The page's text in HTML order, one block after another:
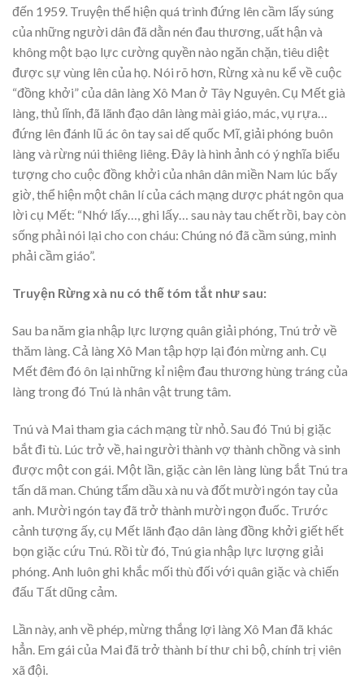
đến 1959. Truyện thể hiện quá trình đứng lên cầm lấy súng
của những người dân đã dằn nén đau thương, uất hận và
không một bạo lực cường quyền nào ngăn chặn, tiêu diệt
được sự vùng lên của họ. Nói rõ hơn, Rừng xà nu kể về cuộc
“đồng khởi” của dân làng Xô Man ở Tây Nguyên. Cụ Mết già
làng, thủ lĩnh, đã lãnh đạo dân làng mài giáo, mác, vụ rựa…
đứng lên đánh lũ ác ôn tay sai dế quốc Mĩ, giải phóng buôn
làng và rừng núi thiêng liêng. Đây là hình ảnh có ý nghĩa biểu
tượng cho cuộc đồng khởi của nhân dân miền Nam lúc bấy
giờ, thể hiện một chân lí của cách mạng dược phát ngôn qua
lời cụ Mết: “Nhớ lấy…, ghi lấy… sau này tau chết rồi, bay còn
sống phải nói lại cho con cháu: Chúng nó đã cầm súng, minh
phải cầm giáo”.
Truyện Rừng xà nu có thế tóm tắt như sau:
Sau ba năm gia nhập lực lượng quân giải phóng, Tnú trở về
thăm làng. Cả làng Xô Man tập hợp lại đón mừng anh. Cụ
Mết đêm đó ôn lại những kỉ niệm đau thương hùng tráng của
làng trong đó Tnú là nhân vật trung tâm.
Tnú và Mai tham gia cách mạng từ nhỏ. Sau đó Tnú bị giặc
bắt đi tù. Lúc trở về, hai người thành vợ thành chồng và sinh
được một con gái. Một lần, giặc càn lên làng lùng bắt Tnú tra
tấn dã man. Chúng tẩm dầu xà nu và đốt mười ngón tay của
anh. Mười ngón tay đã trở thành mười ngọn đuốc. Trước
cảnh tượng ấy, cụ Mết lãnh đạo dân làng đồng khởi giết hết
bọn giặc cứu Tnú. Rồi từ đó, Tnú gia nhập lực lượng giải
phóng. Anh luôn ghi khắc mối thù đối với quân giặc và chiến
đấu Tất dũng cảm.
Lần này, anh về phép, mừng thắng lợi làng Xô Man đã khác
hẳn. Em gái của Mai đã trở thành bí thư chi bộ, chính trị viên
xã đội.